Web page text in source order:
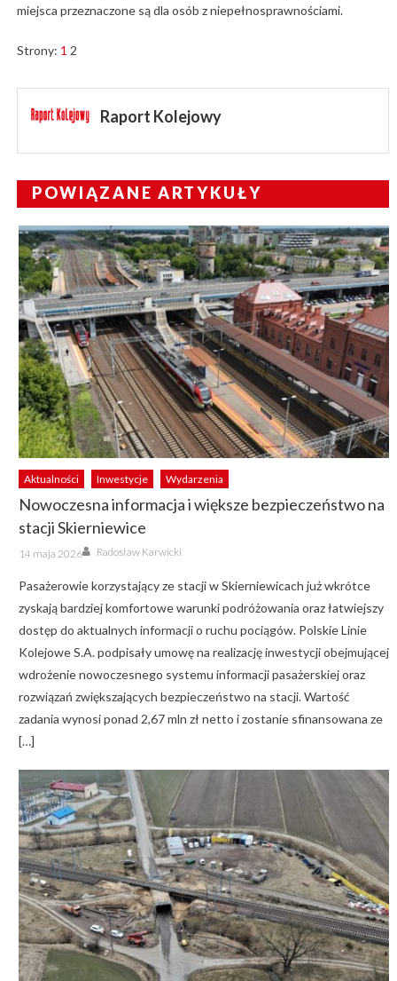
miejsca przeznaczone są dla osób z niepełnosprawnościami.
Strony: 1 2
Raport Kolejowy
POWIĄZANE ARTYKUŁY
Aktualności Inwestycje Wydarzenia
Nowoczesna informacja i większe bezpieczeństwo na
stacji Skierniewice
Posted
on
14 maja 2026 Author
Radosław Karwicki
Pasażerowie korzystający ze stacji w Skierniewicach już wkrótce
zyskają bardziej komfortowe warunki podróżowania oraz łatwiejszy
dostęp do aktualnych informacji o ruchu pociągów. Polskie Linie
Kolejowe S.A. podpisały umowę na realizację inwestycji obejmującej
wdrożenie nowoczesnego systemu informacji pasażerskiej oraz
rozwiązań zwiększających bezpieczeństwo na stacji. Wartość
zadania wynosi ponad 2,67 mln zł netto i zostanie sfinansowana ze
[…]